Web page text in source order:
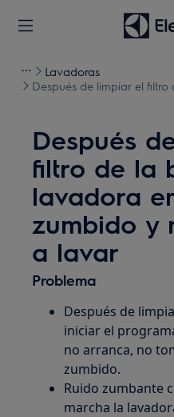
Lavadoras
Después de limpiar el
Después
filtro de la
lavadora
zumbido y
a lavar
Problema
Después de
iniciar el
no arranca, no
zumbido.
Ruido zumbante
marcha la